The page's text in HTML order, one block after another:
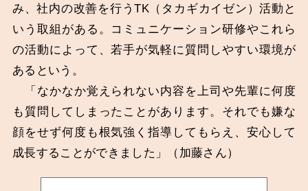
み、社内の改善を行うTK（タカギカイゼン）活動と
いう取組がある。コミュニケーション研修やこれら
の活動によって、若手が気軽に質問しやすい環境が
あるという。
「なかなか覚えられない内容を上司や先輩に何度
も質問してしまったことがあります。それでも嫌な
顔をせず何度も根気強く指導してもらえ、安心して
成長することができました」（加藤さん）